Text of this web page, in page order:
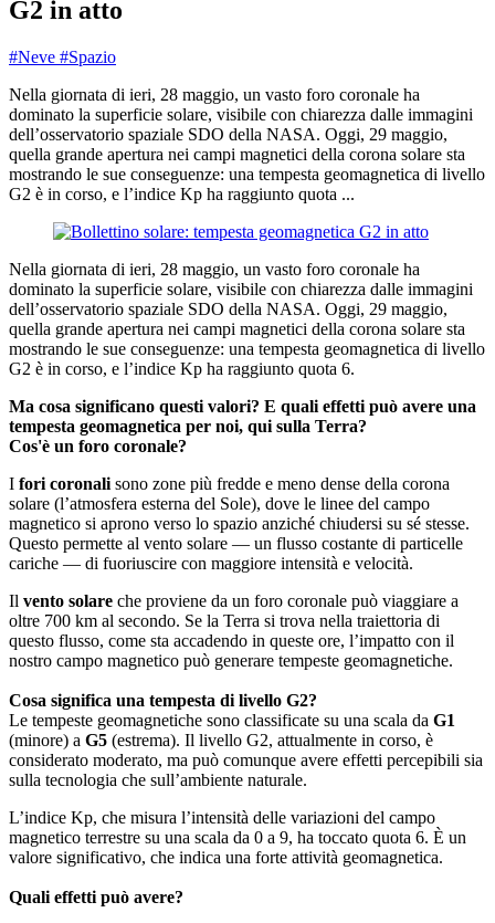
G2 in atto
#Neve #Spazio
Nella giornata di ieri, 28 maggio, un vasto foro coronale ha
dominato la superficie solare, visibile con chiarezza dalle immagini
dell’osservatorio spaziale SDO della NASA. Oggi, 29 maggio,
quella grande apertura nei campi magnetici della corona solare sta
mostrando le sue conseguenze: una tempesta geomagnetica di livello
G2 è in corso, e l’indice Kp ha raggiunto quota ...
Nella giornata di ieri, 28 maggio, un vasto foro coronale ha
dominato la superficie solare, visibile con chiarezza dalle immagini
dell’osservatorio spaziale SDO della NASA. Oggi, 29 maggio,
quella grande apertura nei campi magnetici della corona solare sta
mostrando le sue conseguenze: una tempesta geomagnetica di livello
G2 è in corso, e l’indice Kp ha raggiunto quota 6.
Ma cosa significano questi valori? E quali effetti può avere una
tempesta geomagnetica per noi, qui sulla Terra?
Cos'è un foro coronale?
I fori coronali sono zone più fredde e meno dense della corona
solare (l’atmosfera esterna del Sole), dove le linee del campo
magnetico si aprono verso lo spazio anziché chiudersi su sé stesse.
Questo permette al vento solare — un flusso costante di particelle
cariche — di fuoriuscire con maggiore intensità e velocità.
Il vento solare che proviene da un foro coronale può viaggiare a
oltre 700 km al secondo. Se la Terra si trova nella traiettoria di
questo flusso, come sta accadendo in queste ore, l’impatto con il
nostro campo magnetico può generare tempeste geomagnetiche.
Cosa significa una tempesta di livello G2?
Le tempeste geomagnetiche sono classificate su una scala da G1
(minore) a G5 (estrema). Il livello G2, attualmente in corso, è
considerato moderato, ma può comunque avere effetti percepibili sia
sulla tecnologia che sull’ambiente naturale.
L’indice Kp, che misura l’intensità delle variazioni del campo
magnetico terrestre su una scala da 0 a 9, ha toccato quota 6. È un
valore significativo, che indica una forte attività geomagnetica.
Quali effetti può avere?